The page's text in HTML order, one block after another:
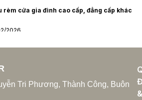
rèm cửa gia đình cao cấp, đẳng cấp khác
2026
rèm cửa gia đình hiện đại năm 2025
2026Tri Phương, Thành Công, Buôn
&